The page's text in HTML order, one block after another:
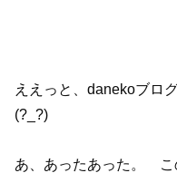
ええっと、danekoブロ
(?_?)
あ、あったあった。 こ